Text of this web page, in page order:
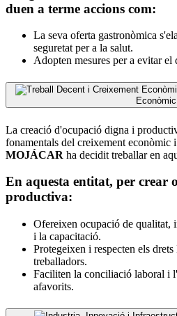
duen a terme accions com:
La seva oferta gastronòmica
seguretat per a la salut.
Adopten mesures per a evitar el
Econòmic
La creació d'ocupació digna i
fonamentals del creixement econòmic
MOJÁCAR ha decidit treballar en
En aquesta entitat, per crear
productiva:
Ofereixen ocupació de qualitat,
i la capacitació.
Protegeixen i respecten els
treballadors.
Faciliten la conciliació laboral i
afavorits.